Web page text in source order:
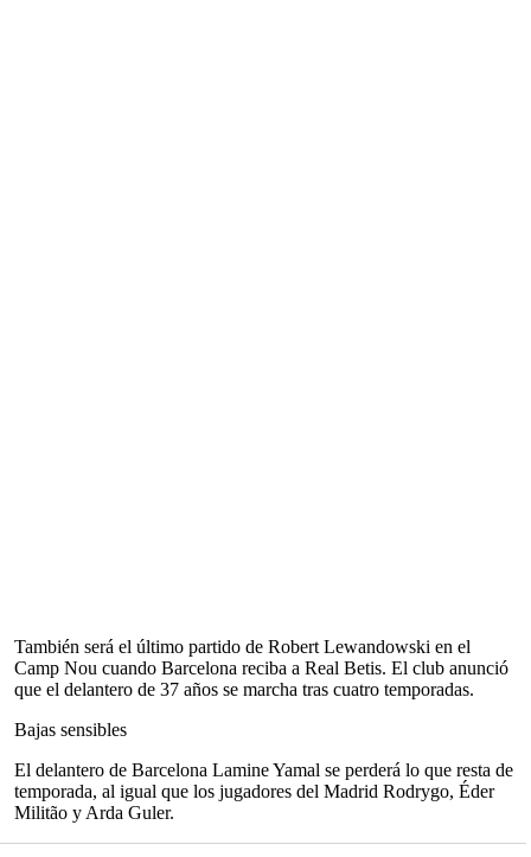
También será el último partido de Robert Lewandowski en el
Camp Nou cuando Barcelona reciba a Real Betis. El club anunció
que el delantero de 37 años se marcha tras cuatro temporadas.
Bajas sensibles
El delantero de Barcelona Lamine Yamal se perderá lo que resta de
temporada, al igual que los jugadores del Madrid Rodrygo, Éder
Militão y Arda Guler.